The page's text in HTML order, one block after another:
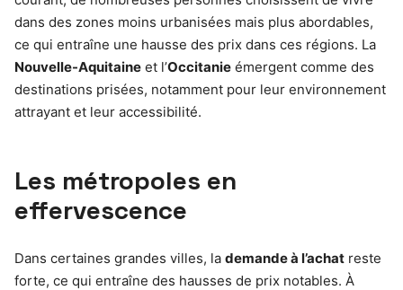
dans des zones moins urbanisées mais plus abordables,
ce qui entraîne une hausse des prix dans ces régions. La
Nouvelle-Aquitaine et l’Occitanie émergent comme des
destinations prisées, notamment pour leur environnement
attrayant et leur accessibilité.
Les métropoles en
effervescence
Dans certaines grandes villes, la demande à l’achat reste
forte, ce qui entraîne des hausses de prix notables. À